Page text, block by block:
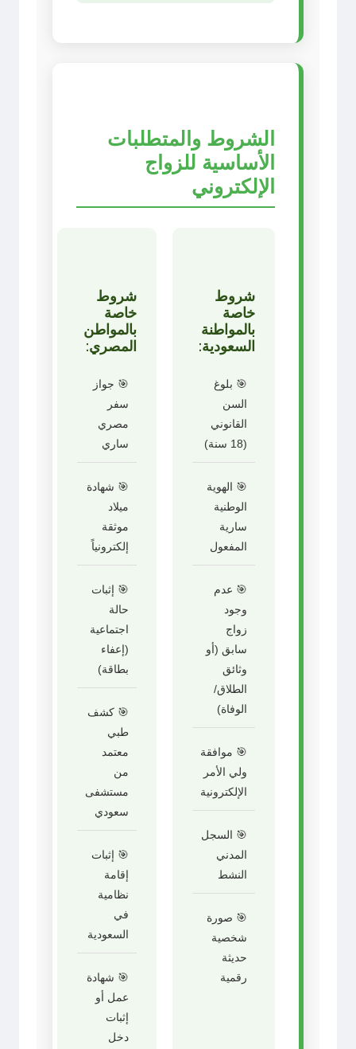
الشروط والمتطلبات
الأساسية للزواج
الإلكتروني
شروط
خاصة
بالمواطنة
السعودية:
🎯 بلوغ
السن
القانوني
(18 سنة)
🎯 الهوية
الوطنية
سارية
المفعول
🎯 عدم
وجود
زواج
سابق (أو
وثائق
الطلاق/
الوفاة)
🎯 موافقة
ولي الأمر
الإلكترونية
🎯 السجل
المدني
النشط
🎯 صورة
شخصية
حديثة
رقمية
شروط
خاصة
بالمواطن
المصري:
🎯 جواز
سفر
مصري
ساري
🎯 شهادة
ميلاد
موثقة
إلكترونياً
🎯 إثبات
حالة
اجتماعية
(إعفاء
بطاقة)
🎯 كشف
طبي
معتمد
من
مستشفى
سعودي
🎯 إثبات
إقامة
نظامية
في
السعودية
🎯 شهادة
عمل أو
إثبات
دخل